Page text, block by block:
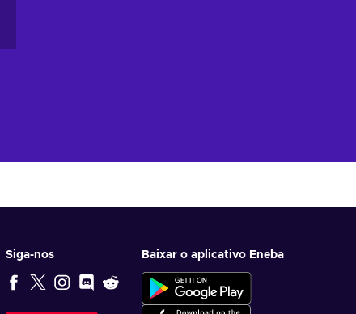
Siga-nos Baixar o aplicativo Eneba